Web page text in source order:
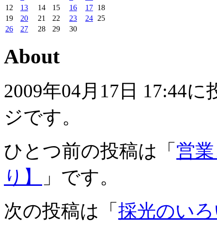
12
13 14 15 16 17 18
19
20 21 22 23 24 25
26
27 28 29 30
About
2009年04月17日 17:44
ジです。
ひとつ前の投稿は「 営
り】
」です。
次の投稿は「 採光のい